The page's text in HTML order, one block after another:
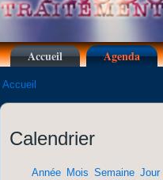
Accueil
Agenda
Accueil
Calendrier
Année Mois Semaine Jour